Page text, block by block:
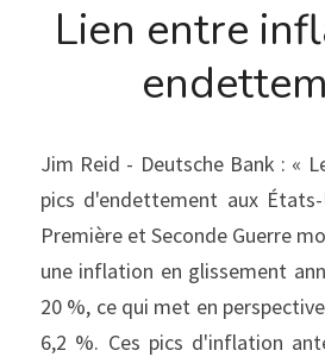
Lien entre
Jim Reid - Deutsche Bank : «
pics d'endettement aux
Première et Seconde Guerre
une inflation en glissement
20 %, ce qui met en
6,2 %. Ces pics d'inflation